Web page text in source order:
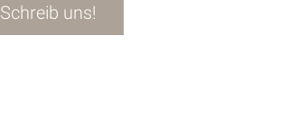
Schreib uns!